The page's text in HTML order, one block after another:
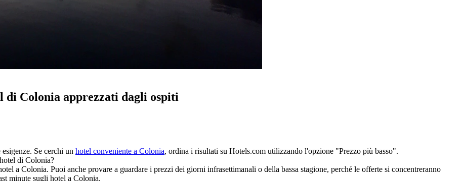
di Colonia apprezzati dagli ospiti
Se cerchi un hotel conveniente a Colonia, ordina i risultati su Hotels.com utilizzando l'opzione "Prezzo più basso".
di Colonia?
a Colonia. Puoi anche provare a guardare i prezzi dei giorni infrasettimanali o della bassa stagione, perché le offerte si concentreranno
minute sugli hotel a Colonia.